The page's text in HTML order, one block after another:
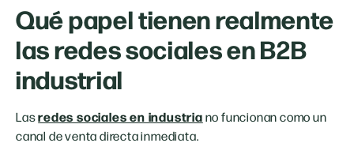
Qué papel tienen realmente
las redes sociales en B2B
industrial
Lasredes sociales en industriano funcionan como un
canal de venta directa inmediata.